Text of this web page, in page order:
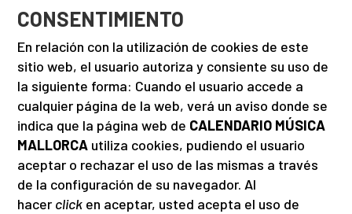
CONSENTIMIENTO
En relación con la utilización de cookies de este
sitio web, el usuario autoriza y consiente su uso de
la siguiente forma: Cuando el usuario accede a
cualquier página de la web, verá un aviso donde se
indica que la página web de CALENDARIO MÚSICA
MALLORCA utiliza cookies, pudiendo el usuario
aceptar o rechazar el uso de las mismas a través
de la configuración de su navegador. Al
hacer click en aceptar, usted acepta el uso de